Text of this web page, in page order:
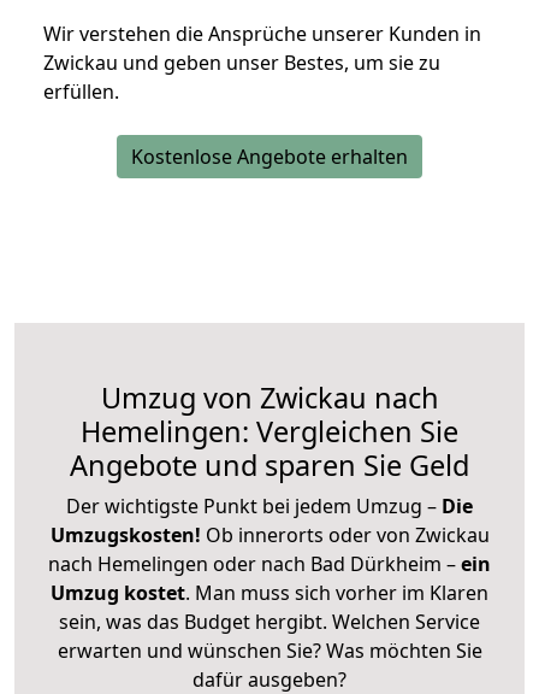
Wir verstehen die Ansprüche unserer Kunden in
Zwickau und geben unser Bestes, um sie zu
erfüllen.
Kostenlose Angebote erhalten
Umzug von Zwickau nach
Hemelingen: Vergleichen Sie
Angebote und sparen Sie Geld
Der wichtigste Punkt bei jedem Umzug – Die
Umzugskosten! Ob innerorts oder von Zwickau
nach Hemelingen oder nach Bad Dürkheim –ein
Umzug kostet. Man muss sich vorher im Klaren
sein, was das Budget hergibt. Welchen Service
erwarten und wünschen Sie? Was möchten Sie
dafür ausgeben?